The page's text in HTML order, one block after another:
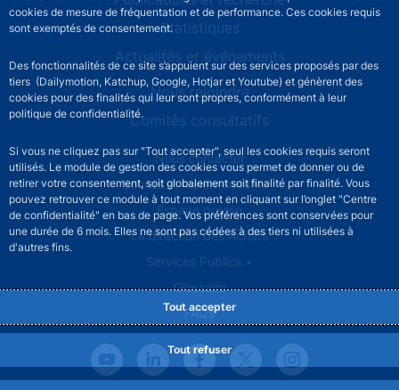
cookies de mesure de fréquentation et de performance. Ces cookies requis
sont exemptés de consentement.
Des fonctionnalités de ce site s’appuient sur des services proposés par des
tiers (Dailymotion, Katchup, Google, Hotjar et Youtube) et génèrent des
cookies pour des finalités qui leur sont propres, conformément à leur
politique de confidentialité.
Si vous ne cliquez pas sur "Tout accepter", seul les cookies requis seront
utilisés. Le module de gestion des cookies vous permet de donner ou de
retirer votre consentement, soit globalement soit finalité par finalité. Vous
pouvez retrouver ce module à tout moment en cliquant sur l’onglet "Centre
de confidentialité" en bas de page. Vos préférences sont conservées pour
une durée de 6 mois. Elles ne sont pas cédées à des tiers ni utilisées à
d'autres fins.
Tout accepter
Tout refuser
Statistiques
Actualités et événements
Nous rejoindre
Comités consultatifs
Footer secondary menuNous contacter
Sourds et malentendants
Espace presse
La direction des Achats
Services Publics +
Glossaire
FAQs